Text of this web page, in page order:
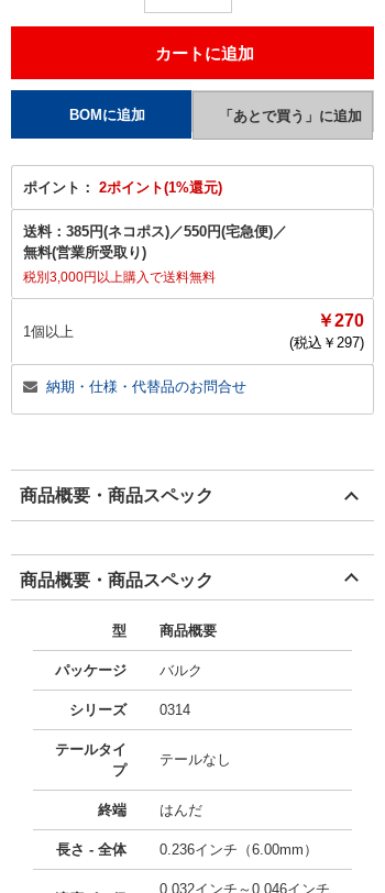
ポイント： 2ポイント(1%還元)
送料： 385円(ネコポス)／550円(宅急便)／
無料(営業所受取り)
税別3,000円以上購入で送料無料
1個以上
￥270
(税込￥ 297)
納期・仕様・代替品のお問合せ
商品概要・商品スペック
商品概要・商品スペック
型 商品概要
パッケージ バルク
シリーズ 0314
テールタイ
プ
テールなし
終端 はんだ
長さ - 全体 0.236インチ（6.00mm）
0.032インチ～0.046インチ